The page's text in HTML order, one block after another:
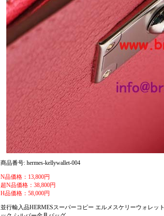
商品番号: hermes-kellywallet-004
N品価格：13,800円
超N品価格：38,800円
H品価格：58,000円
並行輸入品HERMESスーパーコピー エルメスケリーウォレッ